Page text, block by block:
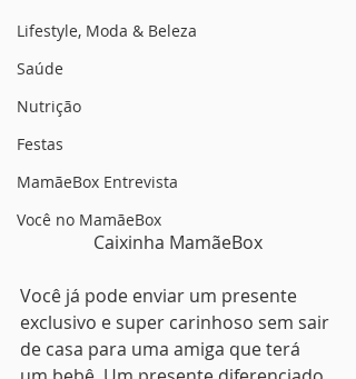
Lifestyle, Moda & Beleza
Saúde
Nutrição
Festas
MamãeBox Entrevista
Você no MamãeBox
Caixinha MamãeBox
Você já pode enviar um presente
exclusivo e super carinhoso sem sair
de casa para uma amiga que terá